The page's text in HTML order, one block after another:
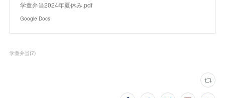
学童弁当2024年夏休み.pdf
Google Docs
学童弁当(7)